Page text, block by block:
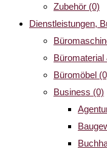
Zubehör (0)
Dienstleistungen,
Büromöbel
Business (0)